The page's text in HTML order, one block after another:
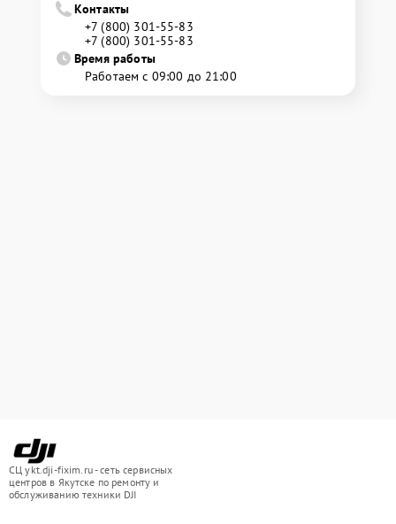
Контакты
+7 (800) 301-55-83
+7 (800) 301-55-83
Время работы
Работаем с 09:00 до 21:00
СЦ ykt.dji-fixim.ru - сеть сервисных
центров в Якутске по ремонту и
обслуживанию техники DJI